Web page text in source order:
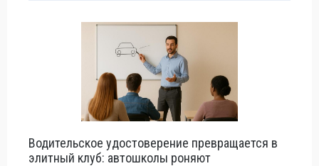
Водительское удостоверение превращается в
элитный клуб: автошколы роняют